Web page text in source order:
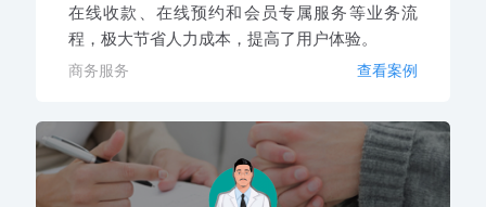
在线收款、在线预约和会员专属服务等业务流
程，极大节省人力成本，提高了用户体验。
商务服务 查看案例